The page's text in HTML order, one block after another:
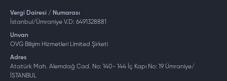
Vergi Dairesi / Numarası
İstanbul/Ümraniye V.D: 6491328881
Unvan
OVG Bilişim Hizmetleri Limited Şirketi
Adres
Atatürk Mah. Alemdağ Cad. No: 140- 144 İç Kapı No: 19 Ümraniye/
İSTANBUL